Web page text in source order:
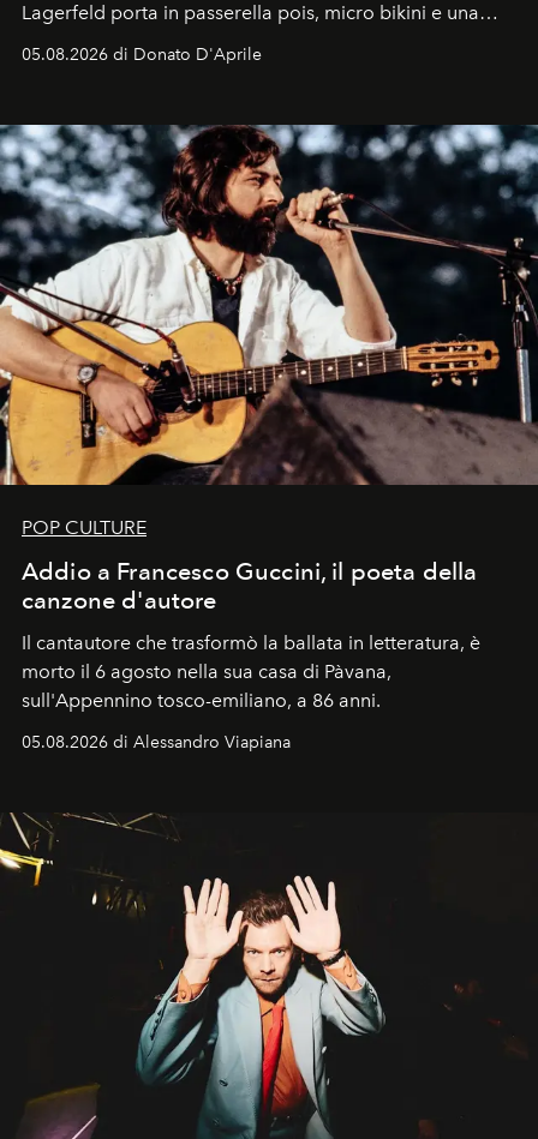
Lagerfeld porta in passerella pois, micro bikini e una
logomania pensata per la spiaggia
Kate, Claudia e Carla una dietro l'altra. Trent'anni dopo,
uno dei documenti più contemporanei che abbiamo.
05.08.2026 di Donato D'Aprile
POP CULTURE
Addio a Francesco Guccini, il poeta della
canzone d'autore
Il cantautore che trasformò la ballata in letteratura, è
morto il 6 agosto nella sua casa di Pàvana,
sull'Appennino tosco-emiliano, a 86 anni.
05.08.2026 di Alessandro Viapiana